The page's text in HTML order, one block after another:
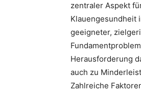
zentraler Aspekt
Klauengesundheit
geeigneter,
Herausforderung
auch zu
Zahlreiche